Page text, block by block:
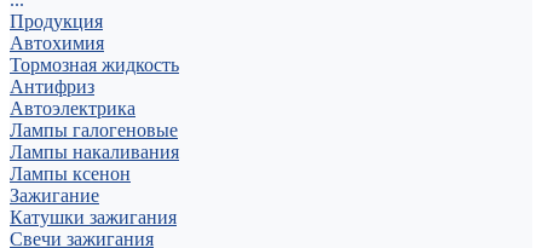
Продукция
Автохимия
Тормозная жидкость
Антифриз
Автоэлектрика
Лампы галогеновые
Лампы накаливания
Лампы ксенон
Зажигание
Катушки зажигания
Свечи зажигания